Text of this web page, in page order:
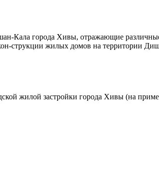
Кала города Хивы, отражающие
струкции жилых домов на территории
жилой застройки города Хивы (на